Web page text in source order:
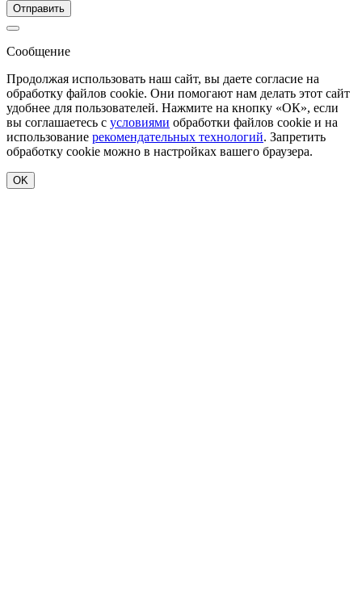
Отправить
Сообщение
Продолжая использовать наш сайт, вы даете согласие на
обработку файлов cookie. Они помогают нам делать этот сайт
удобнее для пользователей. Нажмите на кнопку «ОК», если
вы соглашаетесь с условиями обработки файлов cookie и на
использование рекомендательных технологий. Запретить
обработку cookie можно в настройках вашего браузера.
OK